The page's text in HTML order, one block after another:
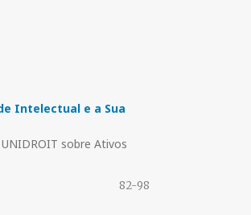
Intelectual e a Sua
sobre Ativos
82-98